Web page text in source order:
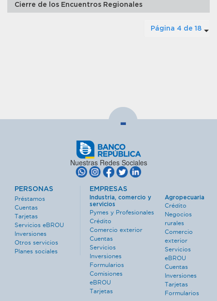
Cierre de los Encuentros Regionales
Página 4 de 18
-
Nuestras Redes Sociales
PERSONAS
Préstamos
Cuentas
Tarjetas
Servicios eBROU
Inversiones
Otros servicios
Planes sociales
EMPRESAS
Industria, comercio y
servicios
Pymes y Profesionales
Crédito
Comercio exterior
Cuentas
Servicios
Inversiones
Formularios
Comisiones
eBROU
Tarjetas
Agropecuaria
Crédito
Negocios
rurales
Comercio
exterior
Servicios
eBROU
Cuentas
Inversiones
Tarjetas
Formularios